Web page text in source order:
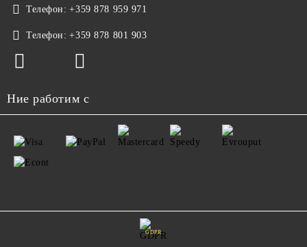
Телефон: +359 878 959 971
Телефон: +359 878 801 903
Ние работим с
GDPR